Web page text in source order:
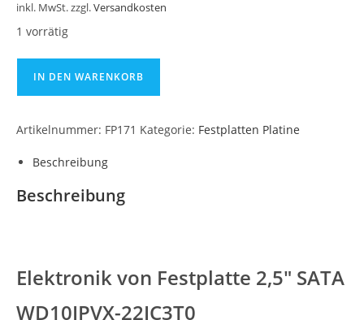
inkl. MwSt.zzgl.Versandkosten
1 vorrätig
IN DEN WARENKORB
Artikelnummer: FP171 Kategorie: Festplatten Platine
Beschreibung
Beschreibung
Elektronik von Festplatte 2,5″ SATA
WD10JPVX-22JC3T0